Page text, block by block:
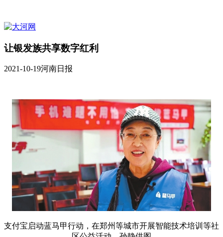
让银发族共享数字红利
2021-10-19河南日报
支付宝启动蓝马甲行动，在郑州等城市开展智能技术培训等社